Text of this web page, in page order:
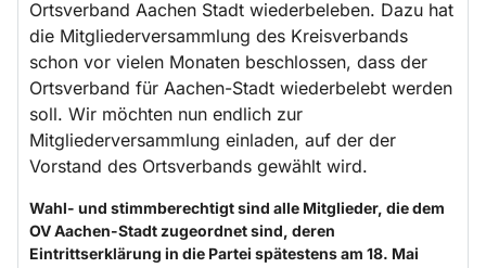
Ortsverband Aachen Stadt wiederbeleben. Dazu hat
die Mitgliederversammlung des Kreisverbands
schon vor vielen Monaten beschlossen, dass der
Ortsverband für Aachen-Stadt wiederbelebt werden
soll. Wir möchten nun endlich zur
Mitgliederversammlung einladen, auf der der
Vorstand des Ortsverbands gewählt wird.
Wahl- und stimmberechtigt sind alle Mitglieder, die dem
OV Aachen-Stadt zugeordnet sind, deren
Eintrittserklärung in die Partei spätestens am 18. Mai